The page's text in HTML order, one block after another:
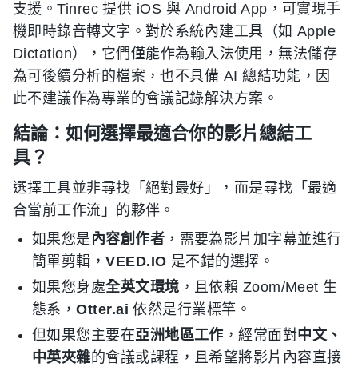
支援。Tinrec 提供 iOS 與 Android App，可實現手
機即時錄音轉文字。對於系統內建工具（如 Apple
Dictation），它們僅能作為輸入法使用，無法儲存
為可後續分析的檔案，也不具備 AI 總結功能，因
此不建議作為專業的會議記錄解決方案。
結論：如何選擇最適合你的影片總結工
具？
選擇工具並非尋找「絕對最好」，而是尋找「最適
合當前工作流」的夥伴。
如果您是 內容創作者 ，需要為影片加字幕並進行
簡單剪輯，VEED.IO 是不錯的選擇。
如果您身處全英文環境 ，且依賴 Zoom/Meet 生
態系，Otter.ai 依然是行業標竿。
但如果您主要在亞洲地區工作 ，經常面對中文、
中英夾雜的會議或課程，且希望將影片內容直接